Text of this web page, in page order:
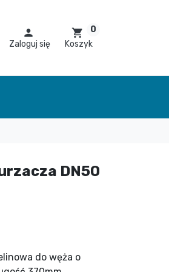

Zaloguj się
shopping_cart
Koszyk
0
DN50
do węża o